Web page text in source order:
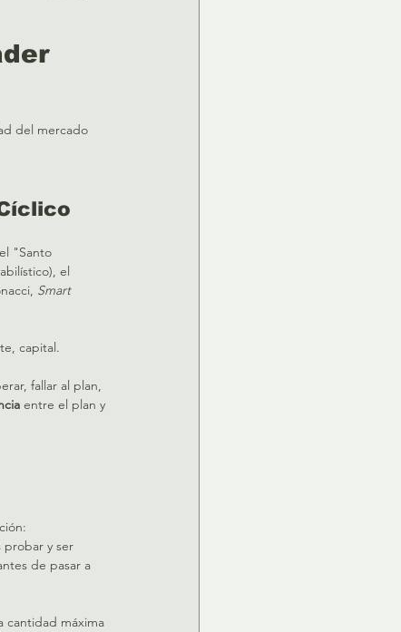
del mercado
"Santo
el
Smart
capital.
fallar al plan,
entre el plan y
probar y ser
de pasar a
cantidad máxima